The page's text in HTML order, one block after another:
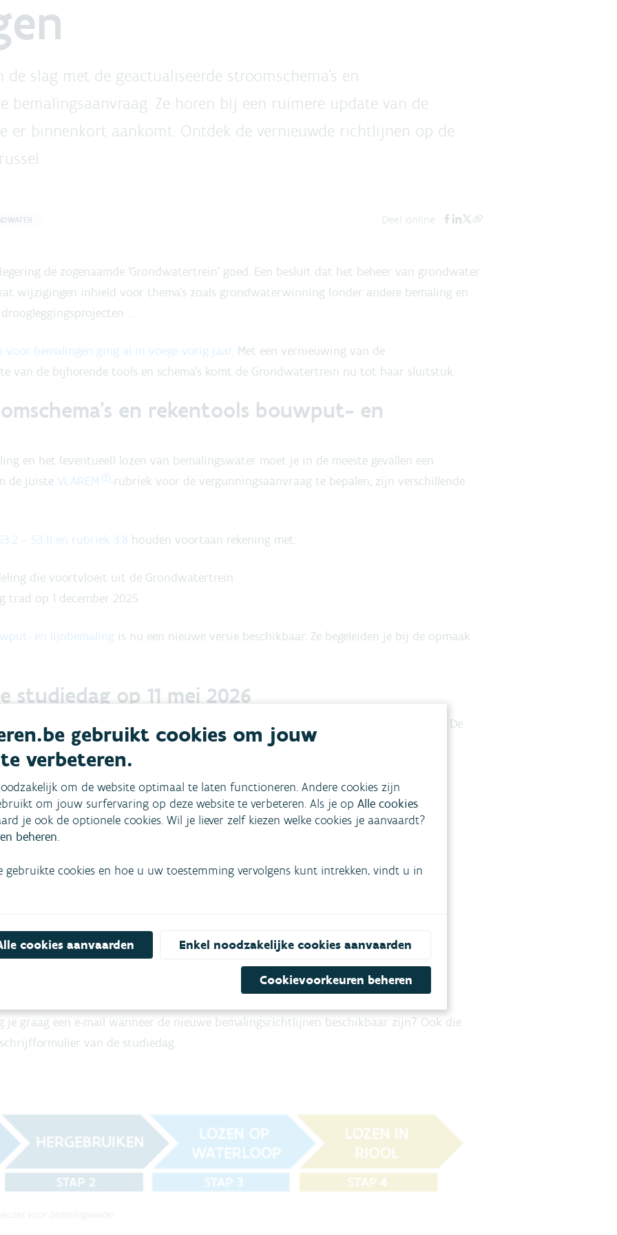
slag met de geactualiseerde stroomschema’s en
bemalingsaanvraag. Ze horen bij een ruimere update van de
er binnenkort aankomt. Ontdek de vernieuwde richtlijnen op de
Deel online
de zogenaamde ‘Grondwatertrein’ goed. Een besluit dat het beheer van grondwater
wijzigingen inhield voor thema’s zoals grondwaterwinning (onder andere bemaling en
…
bemalingen ging al in voege vorig jaar. Met een vernieuwing van de
van de bijhorende tools en schema’s komt de Grondwatertrein nu tot haar sluitstuk.
en rekentools bouwput- en
en het (eventueel) lozen van bemalingswater moet je in de meeste gevallen een
de juiste VLAREM
-rubriek voor de vergunningsaanvraag te bepalen, zijn verschillende
– 53.11 en rubriek 3.8 houden voortaan rekening met:
die voortvloeit uit de Grondwatertrein
trad op 1 december 2025
en lijnbemaling is nu een nieuwe versie beschikbaar. Ze begeleiden je bij de opmaak
studiedag op 11 mei 2026
worden op dit ogenblik nog op verschillende punten geactualiseerd en uitgebreid. De
die de Grondwatertrein maakte
met bemalingscascade
vooruitgang van de voorbije jaren
vernieuwde richtlijnen begin mei.
een studievoormiddag in Brussel. Deelname is gratis, maar inschrijven is verplicht.
inschrijven voor de studiedag op 11 mei 2026
je graag een e-mail wanneer de nieuwe bemalingsrichtlijnen beschikbaar zijn? Ook die
van de studiedag.
gebruikt cookies om jouw
verbeteren.
om de website optimaal te laten functioneren. Andere cookies zijn
om jouw surfervaring op deze website te verbeteren. Als je op Alle cookies
je ook de optionele cookies. Wil je liever zelf kiezen welke cookies je aanvaardt?
beheren.
gebruikte cookies en hoe u uw toestemming vervolgens kunt intrekken, vindt u in
cookies aanvaarden Enkel noodzakelijke cookies aanvaarden
Cookievoorkeuren beheren